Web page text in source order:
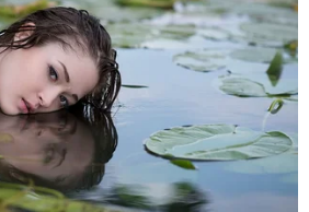
zvýšeného
a hnojení
k
vývoji? Bohužel
– růžice